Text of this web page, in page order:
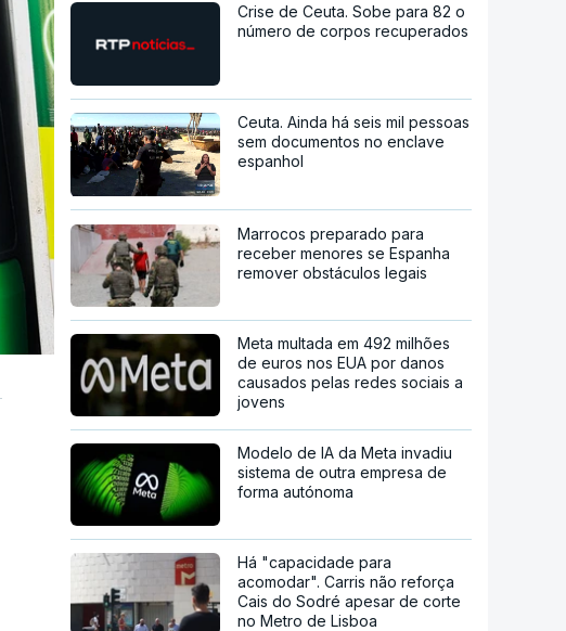
Crise de Ceuta. Sobe para 82 o
número de corpos recuperados
Ceuta. Ainda há seis mil pessoas
sem documentos no enclave
espanhol
Marrocos preparado para
receber menores se Espanha
remover obstáculos legais
Meta multada em 492 milhões
de euros nos EUA por danos
causados pelas redes sociais a
jovens
Modelo de IA da Meta invadiu
sistema de outra empresa de
forma autónoma
Há "capacidade para
acomodar". Carris não reforça
Cais do Sodré apesar de corte
no Metro de Lisboa